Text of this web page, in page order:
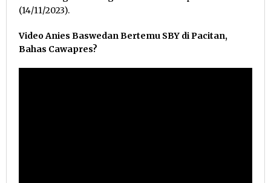
(14/11/2023).
Video Anies Baswedan Bertemu SBY di Pacitan,
Bahas Cawapres?